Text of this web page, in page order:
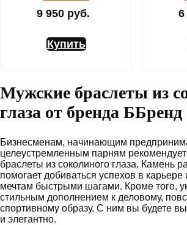
9 950 руб.
Купить
6
Мужские браслеты из
глаза от бренда ББренд
Бизнесменам, начинающим
целеустремленным парням
браслеты из соколиного глаза. Камень
помогает добиваться успехов в карьере
мечтам быстрыми шагами. Кроме того,
стильным дополнением к деловому,
спортивному образу. С ним вы будете
и элегантно.